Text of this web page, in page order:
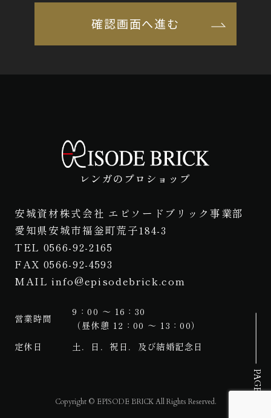
安城資材株式会社 エピソードブリック事業部
愛知県安城市福釡町荒子184-3
TEL 0566-92-2165
FAX 0566-92-4593
MAIL info@episodebrick.com
営業時間
9：00 ～ 16：30
（昼休憩 12：00 ～ 13：00）
定休日
土．日．祝日．及び結婚記念日
Copyright © EPISODE BRICK All Rights Reserved. PAGE TOP